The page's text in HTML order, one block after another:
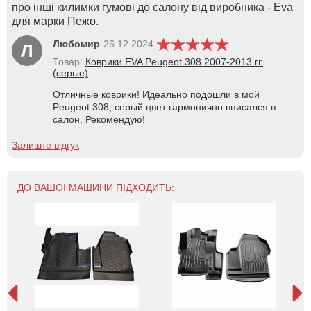
про інші килимки гумові до салону від виробника - Eva
для марки Пежо.
Л Любомир 26.12.2024
Товар: Коврики EVA Peugeot 308 2007-2013 гг.
(серые)
Отличные коврики! Идеально подошли в мой
Peugeot 308, серый цвет гармонично вписался в
салон. Рекомендую!
Залиште відгук
ДО ВАШОЇ МАШИНИ ПІДХОДИТЬ: